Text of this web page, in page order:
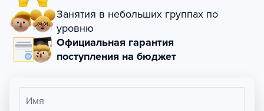
Занятия в небольших группах по
уровню
Официальная гарантия
поступления на бюджет
Имя